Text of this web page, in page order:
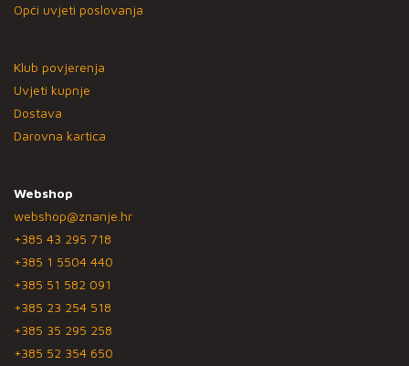
Opći uvjeti poslovanja
Klub povjerenja
Uvjeti kupnje
Dostava
Darovna kartica
Webshop
webshop@znanje.hr
+385 43 295 718
+385 1 5504 440
+385 51 582 091
+385 23 254 518
+385 35 295 258
+385 52 354 650